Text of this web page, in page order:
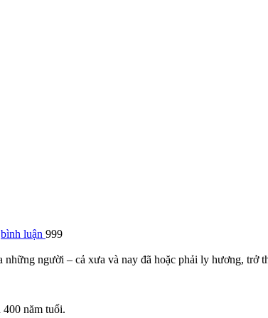
bình luận 999
những người – cả xưa và nay đã hoặc phải ly hương,
năm tuổi.